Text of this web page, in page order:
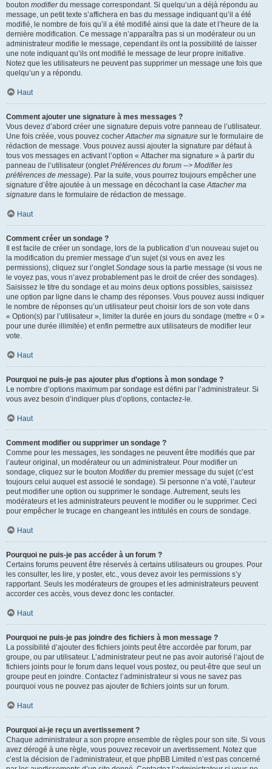
bouton modifierdu message correspondant. Si quelqu’un a déjà répondu au
message, un petit texte s’affichera en bas du message indiquant qu’il a été
modifié, le nombre de fois qu’il a été modifié ainsi que la date et l’heure de la
dernière modification. Ce message n’apparaîtra pas si un modérateur ou un
administrateur modifie le message, cependant ils ont la possibilité de laisser
une note indiquant qu’ils ont modifié le message de leur propre initiative.
Notez que les utilisateurs ne peuvent pas supprimer un message une fois que
quelqu’un y a répondu.
Haut
Comment ajouter une signature à mes messages ?
Vous devez d’abord créer une signature depuis votre panneau de l’utilisateur.
Une fois créée, vous pouvez cocherAttacher ma signature sur le formulaire de
rédaction de message. Vous pouvez aussi ajouter la signature par défaut à
tous vos messages en activant l’option « Attacher ma signature » à partir du
panneau de l’utilisateur (ongletPréférences du forum --> Modifier les
préférences de message). Par la suite, vous pourrez toujours empêcher une
signature d’être ajoutée à un message en décochant la caseAttacher ma
signature dans le formulaire de rédaction de message.
Haut
Comment créer un sondage ?
Il est facile de créer un sondage, lors de la publication d’un nouveau sujet ou
la modification du premier message d’un sujet (si vous en avez les
permissions), cliquez sur l’ongletSondage sous la partie message (si vous ne
le voyez pas, vous n’avez probablement pas le droit de créer des sondages).
Saisissez le titre du sondage et au moins deux options possibles, saisissez
une option par ligne dans le champ des réponses. Vous pouvez aussi indiquer
le nombre de réponses qu’un utilisateur peut choisir lors de son vote dans
« Option(s) par l’utilisateur », limiter la durée en jours du sondage (mettre « 0 »
pour une durée illimitée) et enfin permettre aux utilisateurs de modifier leur
vote.
Haut
Pourquoi ne puis-je pas ajouter plus d’options à mon sondage ?
Le nombre d’options maximum par sondage est défini par l’administrateur. Si
vous avez besoin d’indiquer plus d’options, contactez-le.
Haut
Comment modifier ou supprimer un sondage ?
Comme pour les messages, les sondages ne peuvent être modifiés que par
l’auteur original, un modérateur ou un administrateur. Pour modifier un
sondage, cliquez sur le bouton Modifierdu premier message du sujet (c’est
toujours celui auquel est associé le sondage). Si personne n’a voté, l’auteur
peut modifier une option ou supprimer le sondage. Autrement, seuls les
modérateurs et les administrateurs peuvent le modifier ou le supprimer. Ceci
pour empêcher le trucage en changeant les intitulés en cours de sondage.
Haut
Pourquoi ne puis-je pas accéder à un forum ?
Certains forums peuvent être réservés à certains utilisateurs ou groupes. Pour
les consulter, les lire, y poster, etc., vous devez avoir les permissions s’y
rapportant. Seuls les modérateurs de groupes et les administrateurs peuvent
accorder ces accès, vous devez donc les contacter.
Haut
Pourquoi ne puis-je pas joindre des fichiers à mon message ?
La possibilité d’ajouter des fichiers joints peut être accordée par forum, par
groupe, ou par utilisateur. L’administrateur peut ne pas avoir autorisé l’ajout de
fichiers joints pour le forum dans lequel vous postez, ou peut-être que seul un
groupe peut en joindre. Contactez l’administrateur si vous ne savez pas
pourquoi vous ne pouvez pas ajouter de fichiers joints sur un forum.
Haut
Pourquoi ai-je reçu un avertissement ?
Chaque administrateur a son propre ensemble de règles pour son site. Si vous
avez dérogé à une règle, vous pouvez recevoir un avertissement. Notez que
c’est la décision de l’administrateur, et que phpBB Limited n’est pas concerné